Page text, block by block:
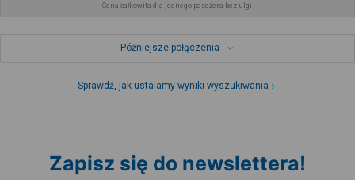
Cena całkowita dla jednego pasażera bez ulgi
Późniejsze połączenia
Sprawdź, jak ustalamy wyniki wyszukiwania
Zapisz się do newslettera!